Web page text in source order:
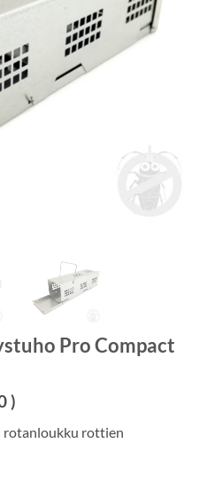
Pro Compact
)
rotanloukku rottien